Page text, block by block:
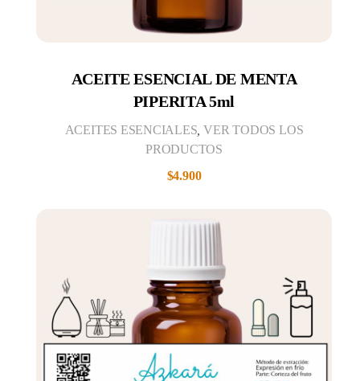
ACEITE ESENCIAL DE MENTA
PIPERITA 5ml
$4.900
ACEITES ESENCIALES ,VER TODOS LOS
PRODUCTOS